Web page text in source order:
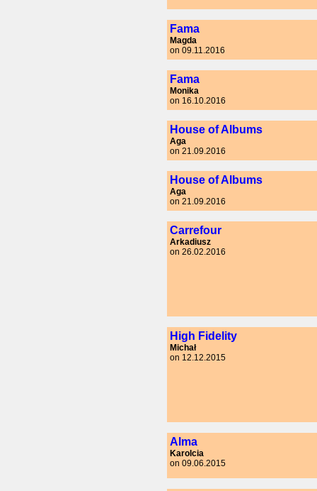
Fama
Magda
on 09.11.2016
Fama
Monika
on 16.10.2016
House of Albums
Aga
on 21.09.2016
House of Albums
Aga
on 21.09.2016
Carrefour
Arkadiusz
on 26.02.2016
High Fidelity
Michał
on 12.12.2015
Alma
Karolcia
on 09.06.2015